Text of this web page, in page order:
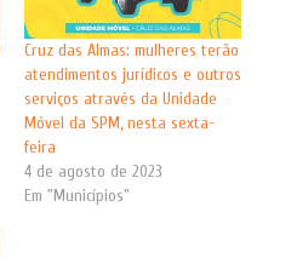
Cruz das Almas: mulheres terão
atendimentos jurídicos e outros
serviços através da Unidade
Móvel da SPM, nesta sexta-
feira
4 de agosto de 2023
Em "Municípios"